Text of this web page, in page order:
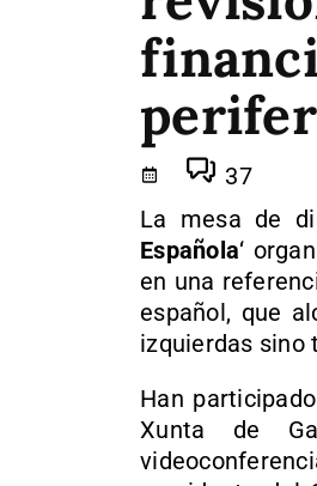
37
La mesa de
Española‘
en una
español, que
izquierdas sino
Han participado
Xunta de